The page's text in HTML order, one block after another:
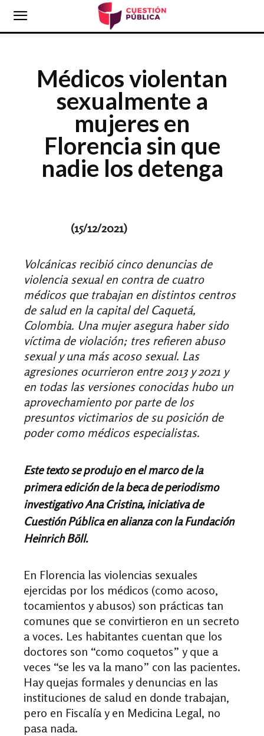
Médicos violentan
sexualmente a
mujeres en
Florencia sin que
nadie los detenga
(15/12/2021)
Volcánicas recibió cinco denuncias de
violencia sexual en contra de cuatro
médicos que trabajan en distintos centros
de salud en la capital del Caquetá,
Colombia. Una mujer asegura haber sido
víctima de violación; tres refieren abuso
sexual y una más acoso sexual. Las
agresiones ocurrieron entre 2013 y 2021 y
en todas las versiones conocidas hubo un
aprovechamiento por parte de los
presuntos victimarios de su posición de
poder como médicos especialistas.
Este texto se produjo en el marco de la
primera edición de la beca de periodismo
investigativo Ana Cristina, iniciativa de
Cuestión Pública en alianza con la Fundación
Heinrich Böll.
En Florencia las violencias sexuales
ejercidas por los médicos (como acoso,
tocamientos y abusos) son prácticas tan
comunes que se convirtieron en un secreto
a voces. Les habitantes cuentan que los
doctores son “como coquetos” y que a
veces “se les va la mano” con las pacientes.
Hay quejas formales y denuncias en las
instituciones de salud en donde trabajan,
pero en Fiscalía y en Medicina Legal, no
pasa nada.